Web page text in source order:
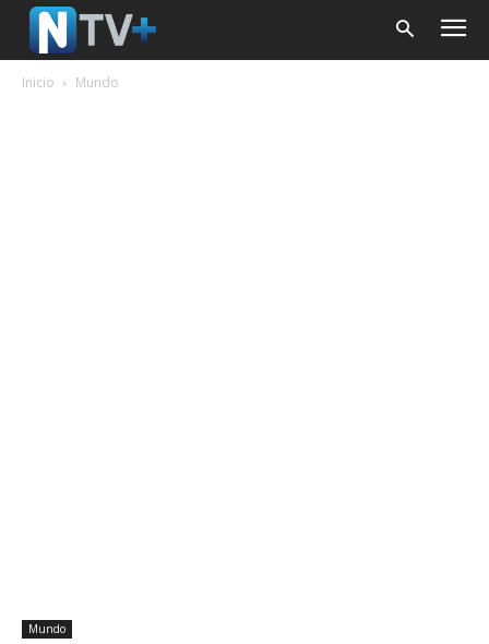
Inicio Mundo
Mundo